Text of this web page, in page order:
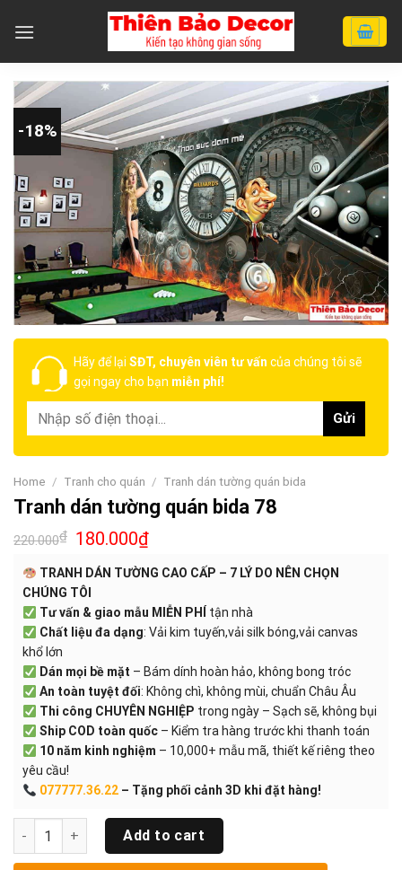
đến
dung
-18%
Hãy để lại SĐT, chuyên viên tư vấn của chúng tôi sẽ
gọi ngay cho bạn miễn phí!
Home / Tranh cho quán / Tranh dán tường quán bida
Tranh dán tường quán bida 78
220.000₫ 180.000₫
TRANH DÁN TƯỜNG CAO CẤP – 7 LÝ DO NÊN CHỌN
CHÚNG TÔI
Tư vấn & giao mẫu MIỄN PHÍ
tận nhà
Chất liệu đa dạng: Vải kim tuyến,vải silk bóng,vải canvas
khổ lớn
Dán mọi bề mặt – Bám dính hoàn hảo, không bong tróc
An toàn tuyệt đối: Không chì, không mùi, chuẩn Châu Âu
Thi công CHUYÊN NGHIỆP trong ngày – Sạch sẽ, không bụi
Ship COD toàn quốc– Kiểm tra hàng trước khi thanh toán
10 năm kinh nghiệm – 10,000+ mẫu mã, thiết kế riêng theo
yêu cầu!
077777.36.22– Tặng phối cảnh 3D khi đặt hàng!
Quantity Add to cart